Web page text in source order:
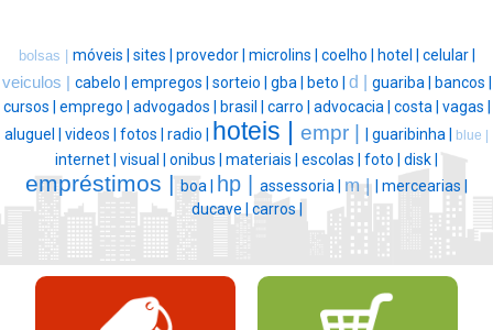
bolsas | móveis | sites | provedor | microlins | coelho | hotel | celular |
veiculos | cabelo | empregos | sorteio | gba | beto | d | guariba | bancos |
cursos | emprego | advogados | brasil | carro | advocacia | costa | vagas |
aluguel | videos | fotos | radio | hoteis | empr | | guaribinha | blue |
internet | visual | onibus | materiais | escolas | foto | disk |
empréstimos |boa | hp | assessoria | m || mercearias |
ducave | carros |